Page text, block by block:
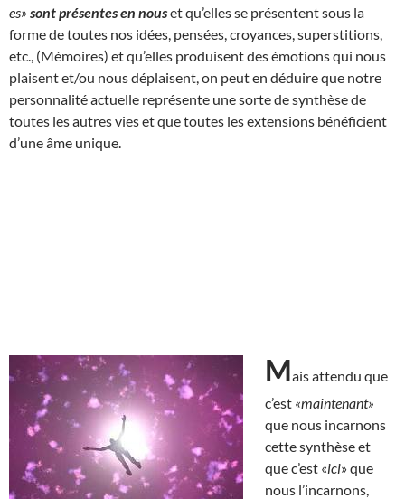
es» sont présentes en nouset qu’elles se présentent sous la
forme de toutes nos idées, pensées, croyances, superstitions,
etc., (Mémoires) et qu’elles produisent des émotions qui nous
plaisent et/ou nous déplaisent, on peut en déduire que notre
personnalité actuelle représente une sorte de synthèse de
toutes les autres vies et que toutes les extensions bénéficient
d’une âme unique.
Mais attendu que
c’est «maintenant»
que nous incarnons
cette synthèse et
que c’est «ici» que
nous l’incarnons,